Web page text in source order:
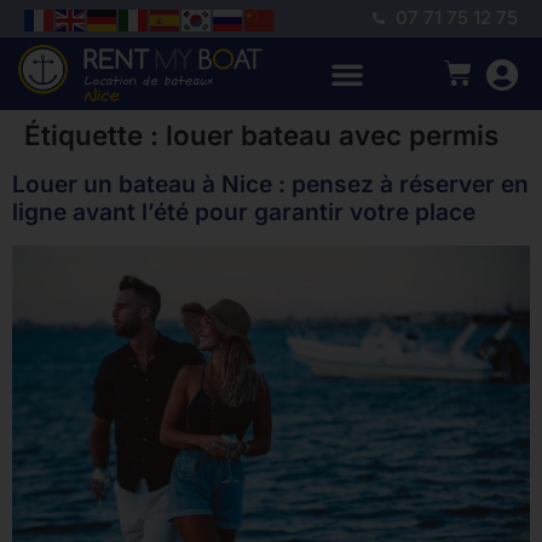
07 71 75 12 75
Étiquette : louer bateau avec permis
Louer un bateau à Nice : pensez à réserver en
ligne avant l’été pour garantir votre place